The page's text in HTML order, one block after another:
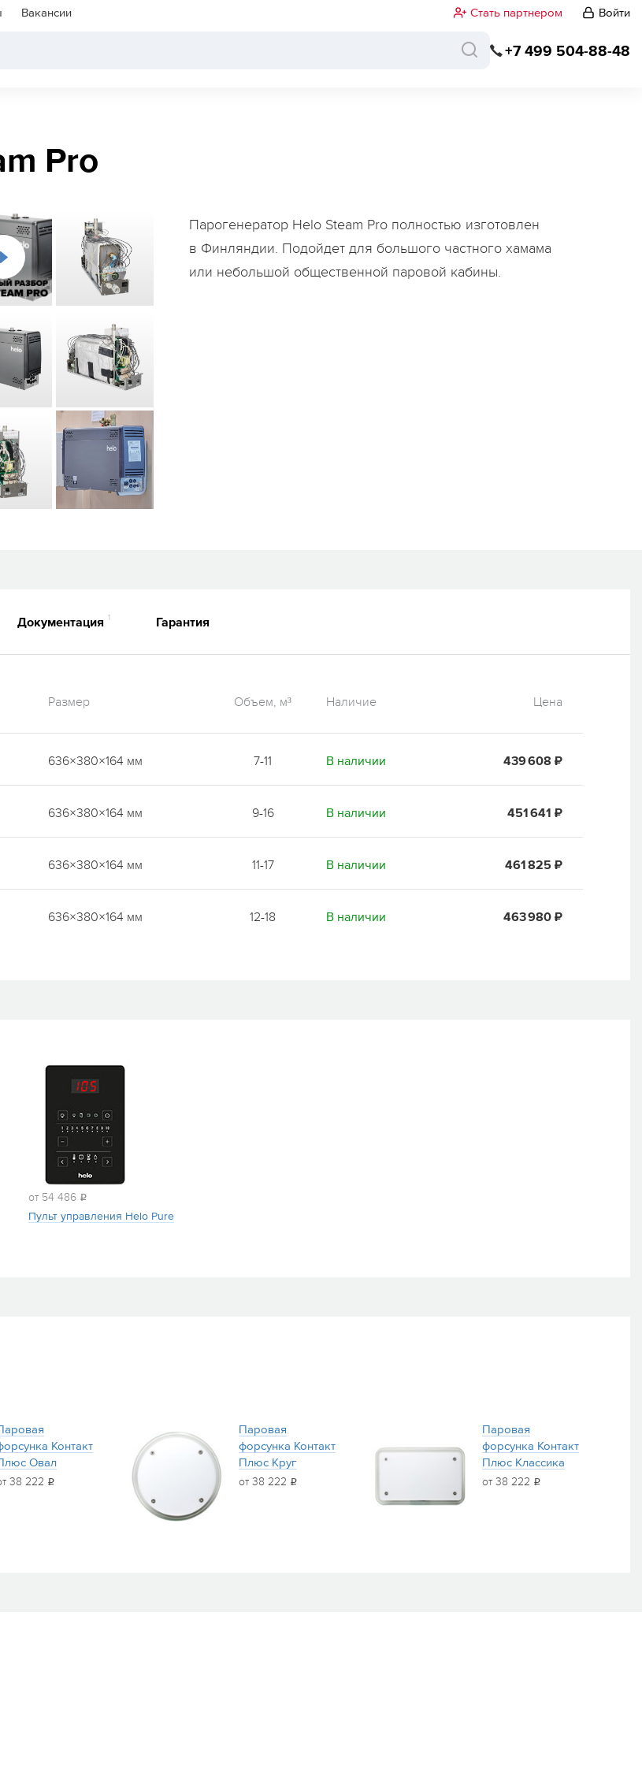
Вакансии Стать партнером Войти
+7 499 504-88-48
Pro
Парогенератор Helo Steam Pro полностью изготовлен
в Финляндии. Подойдет для большого частного хамама
или небольшой общественной паровой кабины.
Документация 1 Гарантия
Размер Объем, м³ Наличие Цена
636×380×164 мм 7-11 В наличии 439 608 ₽
636×380×164 мм 9-16 В наличии 451 641 ₽
636×380×164 мм 11-17 В наличии 461 825 ₽
636×380×164 мм 12-18 В наличии 463 980 ₽
от 54 486 i
Пульт управления Helo Pure
Контакт
Овал
38 222 i
Паровая
форсунка Контакт
Плюс Круг
от 38 222 i
Паровая
форсунка Контакт
Плюс Классика
от 38 222 i